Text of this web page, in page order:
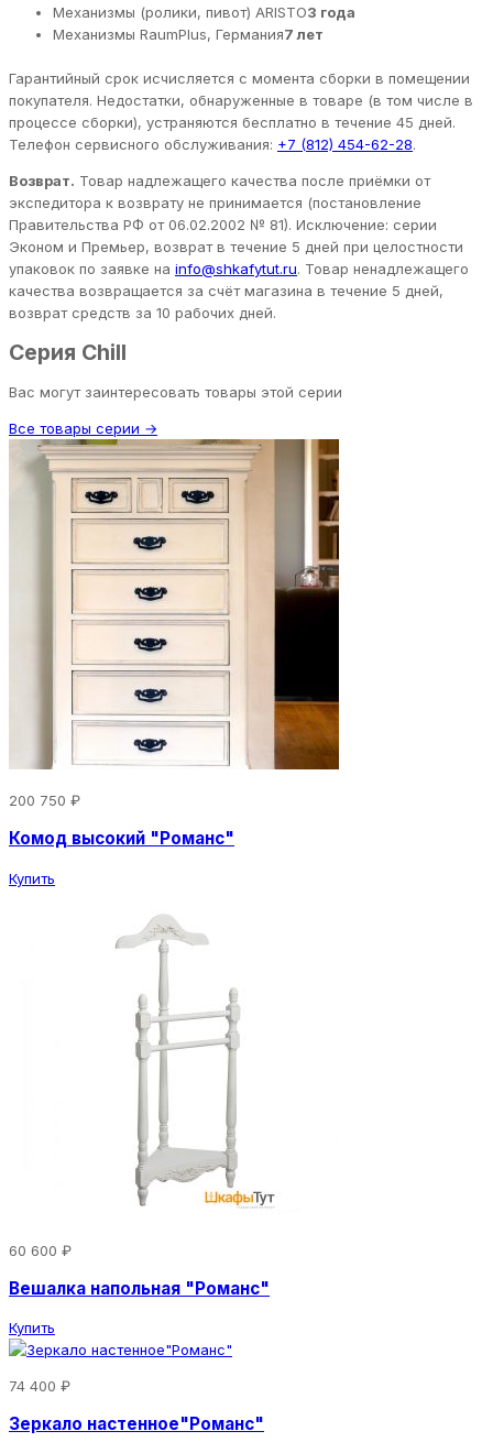
Механизмы (ролики, пивот) ARISTO3 года
Механизмы RaumPlus, Германия7 лет
Гарантийный срок исчисляется с момента сборки в помещении
покупателя. Недостатки, обнаруженные в товаре (в том числе в
процессе сборки), устраняются бесплатно в течение 45 дней.
Телефон сервисного обслуживания: +7 (812) 454-62-28.
Возврат. Товар надлежащего качества после приёмки от
экспедитора к возврату не принимается (постановление
Правительства РФ от 06.02.2002 № 81). Исключение: серии
Эконом и Премьер, возврат в течение 5 дней при целостности
упаковок по заявке на info@shkafytut.ru. Товар ненадлежащего
качества возвращается за счёт магазина в течение 5 дней,
возврат средств за 10 рабочих дней.
Серия Chill
Вас могут заинтересовать товары этой серии
Все товары серии →
200 750 ₽
Комод высокий "Романс"
Купить
60 600 ₽
Вешалка напольная "Романс"
Купить
74 400 ₽
Зеркало настенное"Романс"